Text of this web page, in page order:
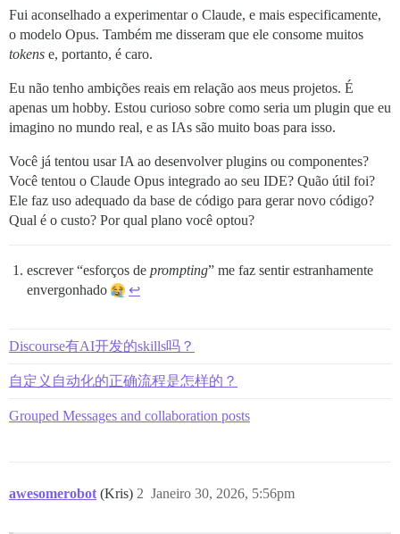
Fui aconselhado a experimentar o Claude, e mais especificamente,
o modelo Opus. Também me disseram que ele consome muitos
tokens e, portanto, é caro.
Eu não tenho ambições reais em relação aos meus projetos. É
apenas um hobby. Estou curioso sobre como seria um plugin que eu
imagino no mundo real, e as IAs são muito boas para isso.
Você já tentou usar IA ao desenvolver plugins ou componentes?
Você tentou o Claude Opus integrado ao seu IDE? Quão útil foi?
Ele faz uso adequado da base de código para gerar novo código?
Qual é o custo? Por qual plano você optou?
escrever “esforços de prompting” me faz sentir estranhamente
envergonhado
↩︎
Discourse有AI开发的skills吗？
自定义自动化的正确流程是怎样的？
Grouped Messages and collaboration posts
awesomerobot (Kris) Janeiro 30, 2026, 5:56pm
2